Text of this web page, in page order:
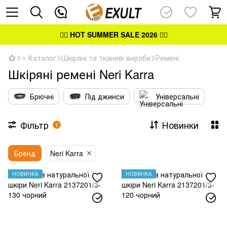
👉🏻 HOT SUMMER SALE 2026👈🏻
⭐ Каталог Шкіряні та тканеві вироби Ремені
Шкіряні ремені Neri Karra
Брючні Під джинси Універсальні
Фільтр 1 Новинки
Бренд Neri Karra
НОВИНКА НОВИНКА